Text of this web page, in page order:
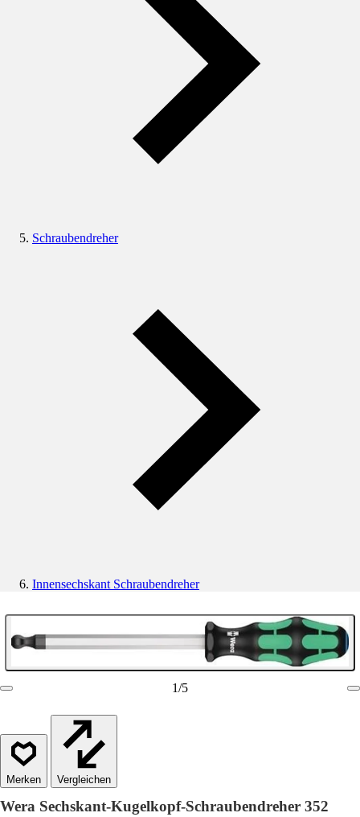
Schraubendreher
Innensechskant Schraubendreher
1/5
Vergleichen
Wera Sechskant-Kugelkopf-Schraubendreher 352